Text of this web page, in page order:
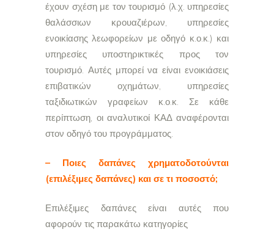
έχουν σχέση με τον τουρισμό (λ.χ. υπηρεσίες
θαλάσσιων κρουαζιέρων, υπηρεσίες
ενοικίασης λεωφορείων με οδηγό κ.ο.κ.) και
υπηρεσίες υποστηρικτικές προς τον
τουρισμό. Αυτές μπορεί να είναι ενοικιάσεις
επιβατικών οχημάτων, υπηρεσίες
ταξιδιωτικών γραφείων κ.ο.κ. Σε κάθε
περίπτωση, οι αναλυτικοί ΚΑΔ αναφέρονται
στον οδηγό του προγράμματος.
– Ποιες δαπάνες χρηματοδοτούνται
(επιλέξιμες δαπάνες) και σε τι ποσοστό;
Επιλέξιμες δαπάνες είναι αυτές που
αφορούν τις παρακάτω κατηγορίες